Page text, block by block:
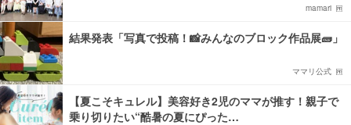
mamari
結果発表「写真で投稿！📸みんなのブロック作品展🧱」
ママリ公式
【夏こそキュレル】美容好き2児のママが推す！親子で
乗り切りたい“酷暑の夏にぴった…